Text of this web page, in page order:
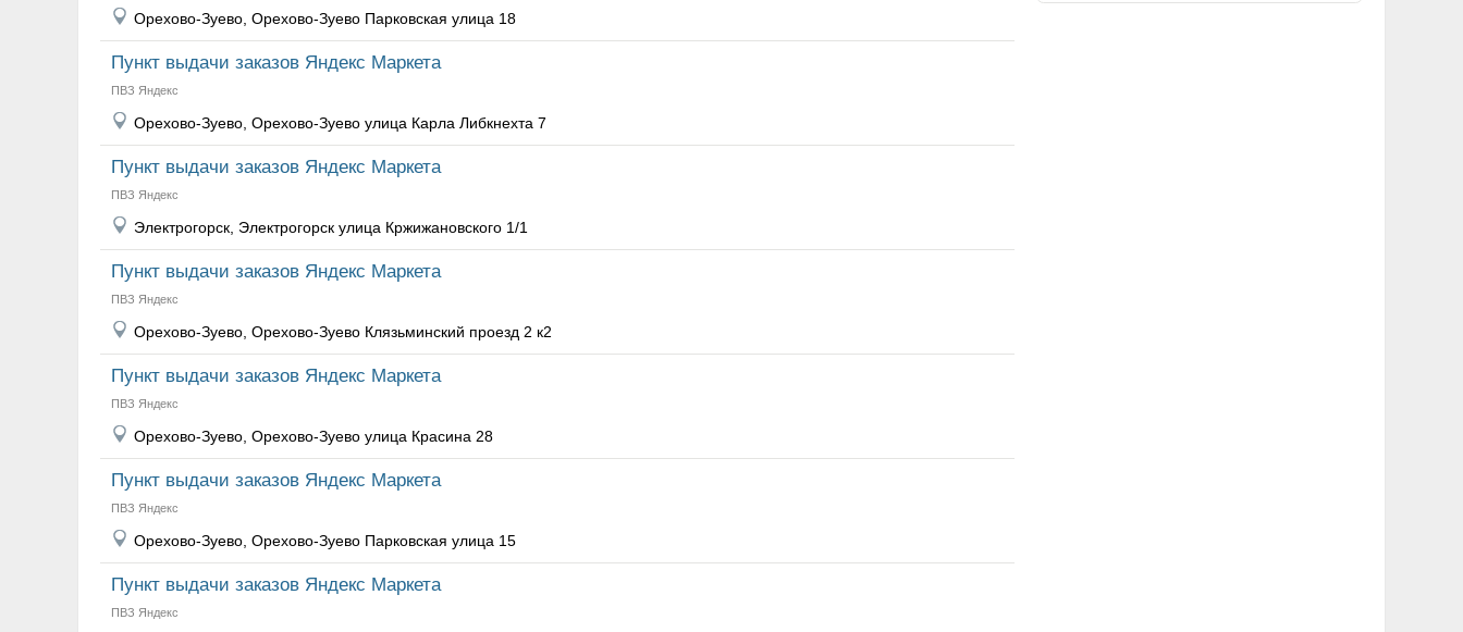
Орехово-Зуево, Орехово-Зуево Парковская улица 18
Пункт выдачи заказов Яндекс Маркета
ПВЗ Яндекс
Орехово-Зуево, Орехово-Зуево улица Карла Либкнехта 7
Пункт выдачи заказов Яндекс Маркета
ПВЗ Яндекс
Электрогорск, Электрогорск улица Кржижановского 1/1
Пункт выдачи заказов Яндекс Маркета
ПВЗ Яндекс
Орехово-Зуево, Орехово-Зуево Клязьминский проезд 2 к2
Пункт выдачи заказов Яндекс Маркета
ПВЗ Яндекс
Орехово-Зуево, Орехово-Зуево улица Красина 28
Пункт выдачи заказов Яндекс Маркета
ПВЗ Яндекс
Орехово-Зуево, Орехово-Зуево Парковская улица 15
Пункт выдачи заказов Яндекс Маркета
ПВЗ Яндекс